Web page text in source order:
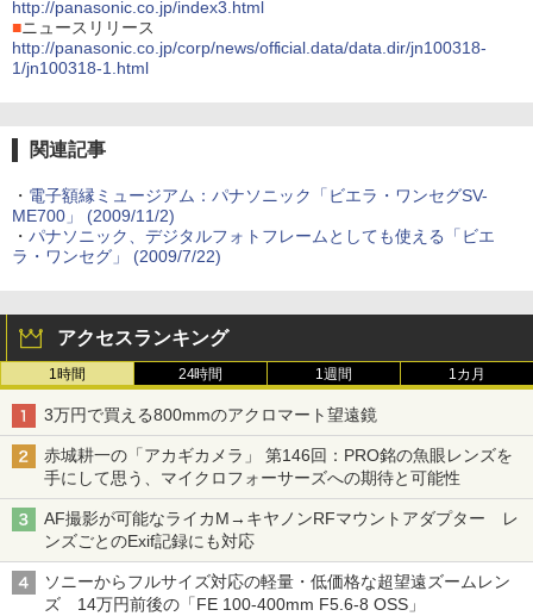
http://panasonic.co.jp/index3.html
■ニュースリリース
http://panasonic.co.jp/corp/news/official.data/data.dir/jn100318-
1/jn100318-1.html
関連記事
・ 電子額縁ミュージアム：パナソニック「ビエラ・ワンセグSV-
ME700」 (2009/11/2)
・ パナソニック、デジタルフォトフレームとしても使える「ビエ
ラ・ワンセグ」 (2009/7/22)
アクセスランキング
1時間 24時間 1週間 1カ月
3万円で買える800mmのアクロマート望遠鏡
赤城耕一の「アカギカメラ」 第146回：PRO銘の魚眼レンズを
手にして思う、マイクロフォーサーズへの期待と可能性
AF撮影が可能なライカM→キヤノンRFマウントアダプター レ
ンズごとのExif記録にも対応
ソニーからフルサイズ対応の軽量・低価格な超望遠ズームレン
ズ 14万円前後の「FE 100-400mm F5.6-8 OSS」